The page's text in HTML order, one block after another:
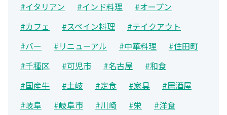
#イタリアン
#インド料理
#オープン
#カフェ
#スペイン料理
#テイクアウト
#バー
#リニューアル #中華料理
#住田町
#千種区
#可児市 #名古屋
#和食
#国産牛
#土岐 #定食 #家具
#居酒屋
#岐阜
#岐阜市 #川崎 #栄
#洋食